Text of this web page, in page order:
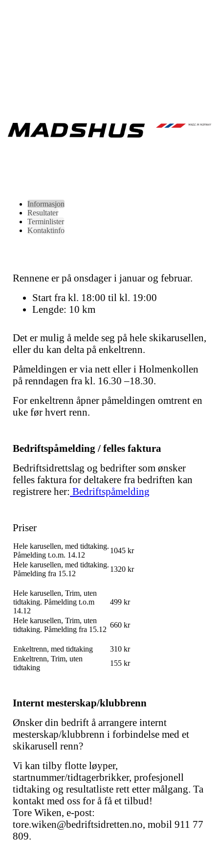
Informasjon
Resultater
Terminlister
Kontaktinfo
Rennene er på onsdager i januar og februar.
Start fra kl. 18:00 til kl. 19:00
Lengde: 10 km
Det er mulig å melde seg på hele skikarusellen,
eller du kan delta på enkeltrenn.
Påmeldingen er via nett eller i Holmenkollen
på renndagen fra kl. 16.30 –18.30.
For enkeltrenn åpner påmeldingen omtrent en
uke før hvert renn.
Bedriftspåmelding / felles faktura
Bedriftsidrettslag og bedrifter som ønsker
felles faktura for deltakere fra bedriften kan
registrere her: Bedriftspåmelding
Priser
Hele karusellen, med tidtaking.
Påmelding t.o.m. 14.12
1045 kr
Hele karusellen, med tidtaking.
Påmelding fra 15.12
1320 kr
Hele karusellen, Trim, uten
tidtaking. Påmelding t.o.m
14.12
499 kr
Hele karusellen, Trim, uten
tidtaking. Påmelding fra 15.12
660 kr
Enkeltrenn, med tidtaking
310 kr
Enkeltrenn, Trim, uten
tidtaking
155 kr
Internt mesterskap/klubbrenn
Ønsker din bedrift å arrangere internt
mesterskap/klubbrenn i forbindelse med et
skikarusell renn?
Vi kan tilby flotte løyper,
startnummer/tidtagerbrikker, profesjonell
tidtaking og resultatliste rett etter målgang. Ta
kontakt med oss for å få et tilbud!
Tore Wiken, e-post:
tore.wiken@bedriftsidretten.no, mobil 911 77
809.